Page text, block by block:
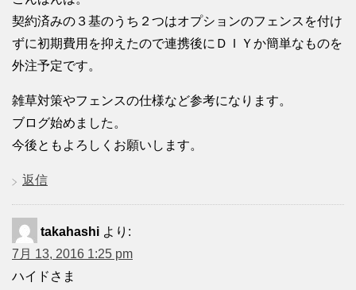
契約済みの３基のうち２つはオプションのフェンスを付け
ずに初期費用を抑えたので連携後にＤＩＹか簡単なものを
外注予定です。
雑草対策やフェンスの仕様など参考になります。
ブログ始めました。
今後ともよろしくお願いします。
返信
takahashi より:
7月 13, 2016 1:25 pm
ハイドさま